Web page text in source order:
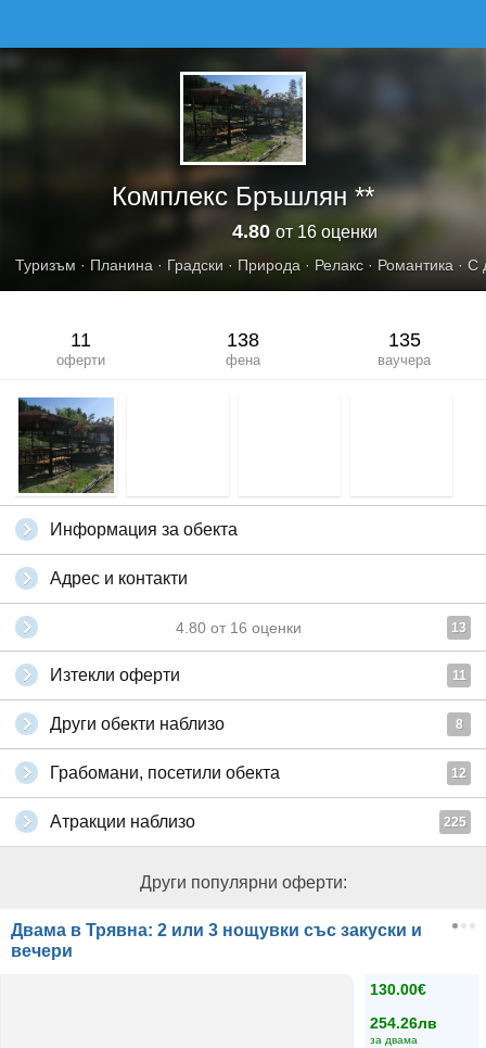
Комплекс Бръшлян **
4.80 от 16 оценки
Туризъм · Планина · Градски · Природа · Релакс · Романтика · С
11
оферти
138
фена
135
ваучера
Информация за обекта
Адрес и контакти
4.80 от 16 оценки 13
Изтекли оферти 11
Други обекти наблизо 8
Грабомани, посетили обекта 12
Атракции наблизо 225
Други популярни оферти:
Двама в Трявна: 2 или 3 нощувки със закуски и
вечери
130.00€
254.26лв
за двама